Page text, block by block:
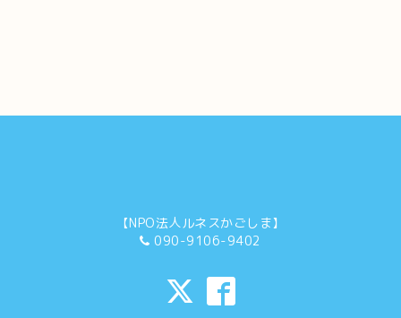
【NPO法人ルネスかごしま】
090-9106-9402